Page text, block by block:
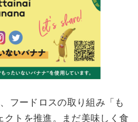
フードロスの取り組み「も
クトを推進。まだ美味しく食